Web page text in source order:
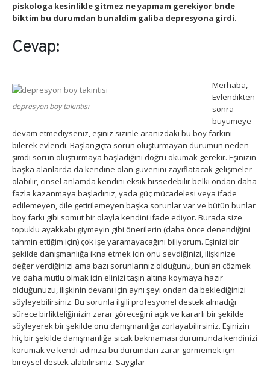
piskologa kesinlikle gitmez ne yapmam gerekiyor bnde
biktim bu durumdan bunaldim galiba depresyona girdi.
Cevap:
depresyon boy takıntısı
Merhaba,
Evlendikten
sonra
büyümeye
devam etmediyseniz, eşiniz sizinle aranızdaki bu boy farkını
bilerek evlendi. Başlangıçta sorun oluşturmayan durumun neden
şimdi sorun oluşturmaya başladığını doğru okumak gerekir. Eşinizin
başka alanlarda da kendine olan güvenini zayıflatacak gelişmeler
olabilir, cinsel anlamda kendini eksik hissedebilir belki ondan daha
fazla kazanmaya başladınız, yada güç mücadelesi veya ifade
edilemeyen, dile getirilemeyen başka sorunlar var ve bütün bunlar
boy farkı gibi somut bir olayla kendini ifade ediyor. Burada size
topuklu ayakkabı giymeyin gibi önerilerin (daha önce denendiğini
tahmin ettiğim için) çok işe yaramayacağını biliyorum. Eşinizi bir
şekilde danışmanlığa ikna etmek için onu sevdiğinizi, ilişkinize
değer verdiğinizi ama bazı sorunlarınız olduğunu, bunları çözmek
ve daha mutlu olmak için elinizi taşın altına koymaya hazır
olduğunuzu, ilişkinin devanı için aynı şeyi ondan da beklediğinizi
söyleyebilirsiniz. Bu sorunla ilgili profesyonel destek almadığı
sürece birlikteliğinizin zarar göreceğini açık ve kararlı bir şekilde
söyleyerek bir şekilde onu danışmanlığa zorlayabilirsiniz. Eşinizin
hiç bir şekilde danışmanlığa sıcak bakmaması durumunda kendinizi
korumak ve kendi adınıza bu durumdan zarar görmemek için
bireysel destek alabilirsiniz. Saygılar